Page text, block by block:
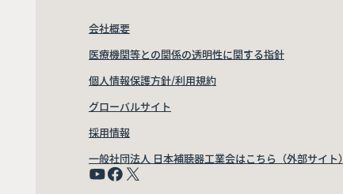
会社概要
医療機関等との関係の透明性に関する指針
個人情報保護方針/利用規約
グローバルサイト
採用情報
一般社団法人 日本補聴器工業会はこちら（外部サイト）